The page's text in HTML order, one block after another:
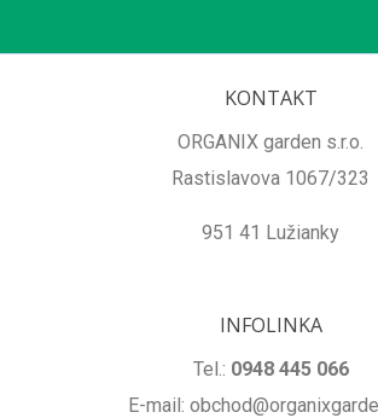
KONTAKT
ORGANIX garden s.r.o.
Rastislavova 1067/323
951 41 Lužianky
INFOLINKA
Tel.: 0948 445 066
E-mail: